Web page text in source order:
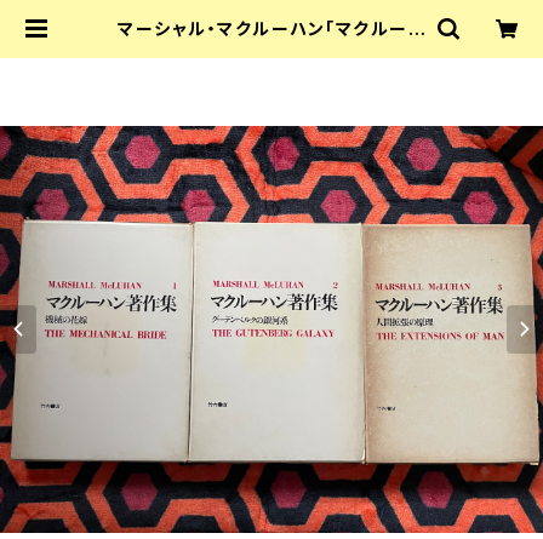
マーシャル・マクルーハン「マクルーハ